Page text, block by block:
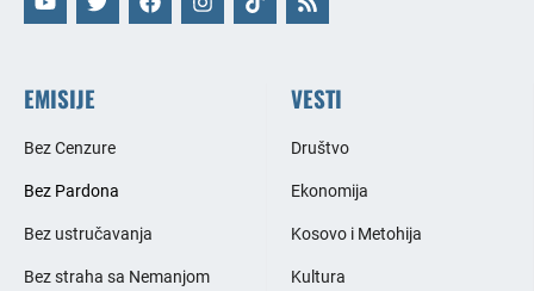
EMISIJE
Bez Cenzure
Bez Pardona
Bez ustručavanja
Bez straha sa Nemanjom
VESTI
Društvo
Ekonomija
Kosovo i Metohija
Kultura